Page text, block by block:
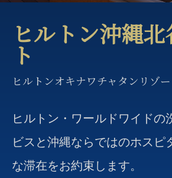
ヒルトン沖縄
ト
ヒルトンオキナワチャタンリゾー
ヒルトン・ワールドワイドの
ビスと沖縄ならではのホスピ
な滞在をお約束します。